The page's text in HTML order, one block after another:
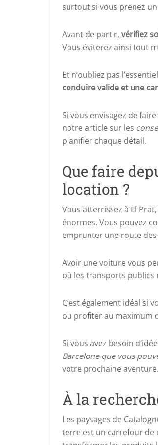
surtout si vous prenez
Avant de partir, vérifiez
Vous éviterez ainsi tout
Et n’oubliez pas
conduire valide et une
Si vous envisagez de
notre article sur les
planifier chaque détail.
Que faire
location ?
Vous atterrissez à El
énormes. Vous pouvez
emprunter une route des
Avoir une voiture vous
où les transports publics
C’est également idéal si
ou profiter au maximum
Si vous avez besoin
Barcelone que vous
votre prochaine aventure.
À la
Les paysages de
terre est un carrefour de